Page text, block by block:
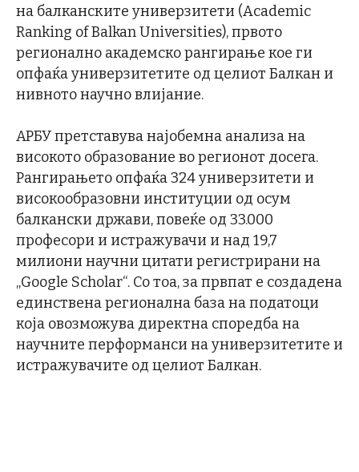
на балканските универзитети (Academic
Ranking of Balkan Universities), првото
регионално академско рангирање кое ги
опфаќа универзитетите од целиот Балкан и
нивното научно влијание.
АРБУ претставува најобемна анализа на
високото образование во регионот досега.
Рангирањето опфаќа 324 универзитети и
високообразовни институции од осум
балкански држави, повеќе од 33.000
професори и истражувачи и над 19,7
милиони научни цитати регистрирани на
„Google Scholar“. Со тоа, за првпат е создадена
единствена регионална база на податоци
која овозможува директна споредба на
научните перформанси на универзитетите и
истражувачите од целиот Балкан.